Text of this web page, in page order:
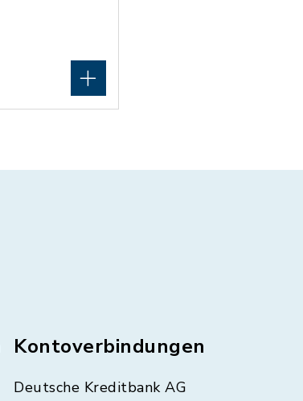
Kontoverbindungen
Deutsche Kreditbank AG